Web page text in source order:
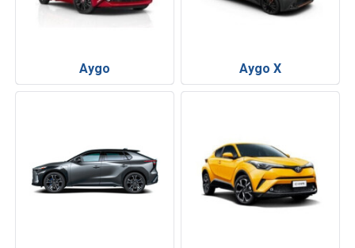
Aygo Aygo X